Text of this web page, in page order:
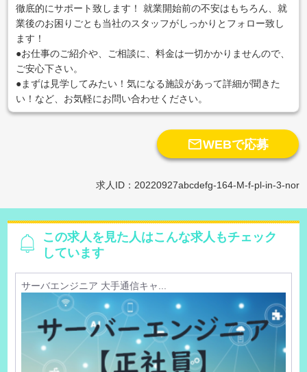
徹底的にサポート致します！ 就業開始前の不安はもちろん、就
業後のお困りごとも当社のスタッフがしっかりとフォロー致し
ます！
●お仕事のご紹介や、ご相談に、料金は一切かかりませんので、
ご安心下さい。
●まずは見学してみたい！気になる施設があって詳細が聞きた
い！など、お気軽にお問い合わせください。
WEBで応募
求人ID：20220927abcdefg-164-M-f-pl-in-3-nor
この求人を見た人はこんな求人もチェック
しています
サーバエンジニア 大手通信キャ...